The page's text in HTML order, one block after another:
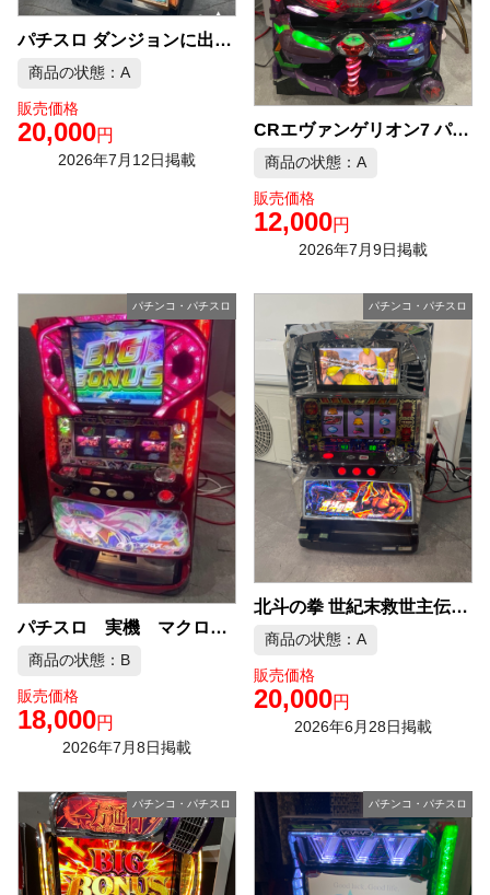
パチスロ ダンジョンに出会いを求めるのは間違っているだろうか 実機 中古品販売
商品の状態：A
販売価格
20,000円
2026年7月12日掲載
CRエヴァンゲリオン7 パチンコ台 実機 中古品販売
商品の状態：A
販売価格
12,000円
2026年7月9日掲載
パチンコ・パチスロ
パチスロ 実機 マクロスフロンティア コイン不要機 中古品販売
商品の状態：B
販売価格
18,000円
2026年7月8日掲載
パチンコ・パチスロ
北斗の拳 世紀末救世主伝説 スロット実機 中古品販売
商品の状態：A
販売価格
20,000円
2026年6月28日掲載
パチンコ・パチスロ パチンコ・パチスロ